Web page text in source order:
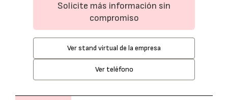
Solicite más información sin
compromiso
Ver stand virtual de la empresa
Ver teléfono